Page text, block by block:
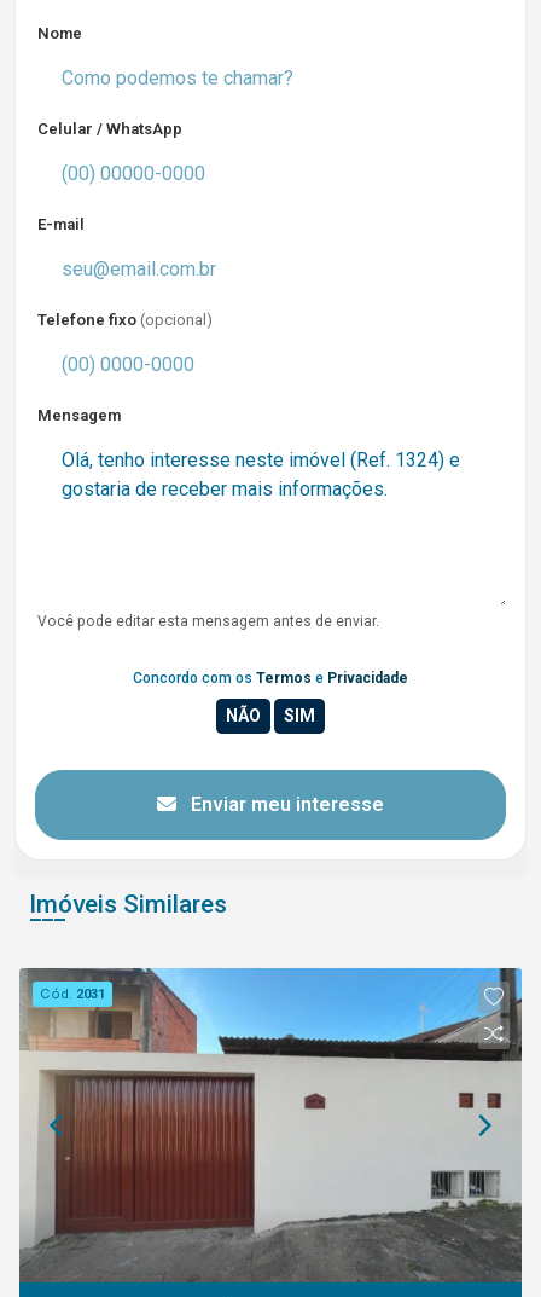
Nome
Celular / WhatsApp
E-mail
Telefone fixo (opcional)
Mensagem
Você pode editar esta mensagem antes de enviar.
Concordo com os Termos e Privacidade
Enviar meu interesse
Imóveis Similares
Cód. 2031